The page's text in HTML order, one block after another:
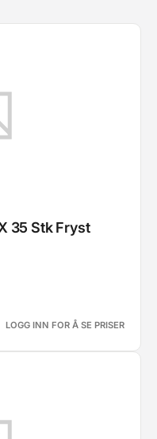
35 Stk Fryst
LOGG INN FOR Å SE PRISER